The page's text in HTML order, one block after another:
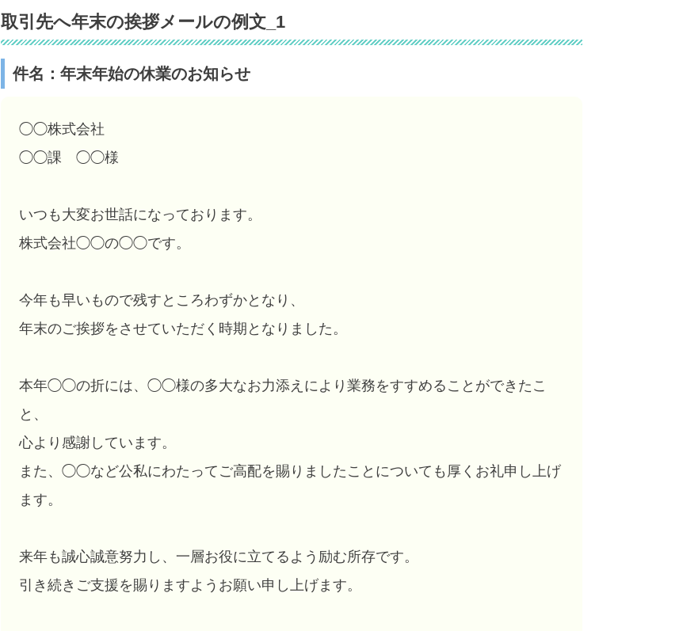
取引先へ年末の挨拶メールの例文_1
件名：年末年始の休業のお知らせ
◯◯株式会社
◯◯課 ◯◯様
いつも大変お世話になっております。
株式会社◯◯の◯◯です。
今年も早いもので残すところわずかとなり、
年末のご挨拶をさせていただく時期となりました。
本年◯◯の折には、◯◯様の多大なお力添えにより業務をすすめることができたこ
と、
心より感謝しています。
また、◯◯など公私にわたってご高配を賜りましたことについても厚くお礼申し上げ
ます。
来年も誠心誠意努力し、一層お役に立てるよう励む所存です。
引き続きご支援を賜りますようお願い申し上げます。